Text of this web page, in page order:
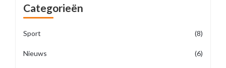
Categorieën
Sport (8)
Nieuws (6)